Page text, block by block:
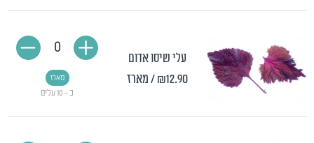
עלי שיסו אדום
₪12.90 / מארז
כ - 10 עלים
מארז
0